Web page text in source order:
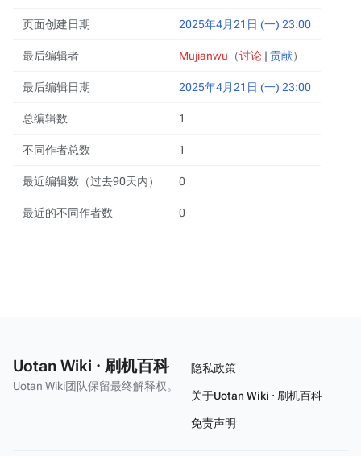
页面创建日期 2025年4月21日 (一) 23:00
最后编辑者 Mujianwu （讨论 | 贡献）
最后编辑日期 2025年4月21日 (一) 23:00
总编辑数 1
不同作者总数 1
最近编辑数（过去90天内） 0
最近的不同作者数 0
Uotan Wiki · 刷机百科
Uotan Wiki团队保留最终解释权。
隐私政策
关于Uotan Wiki · 刷机百科
免责声明